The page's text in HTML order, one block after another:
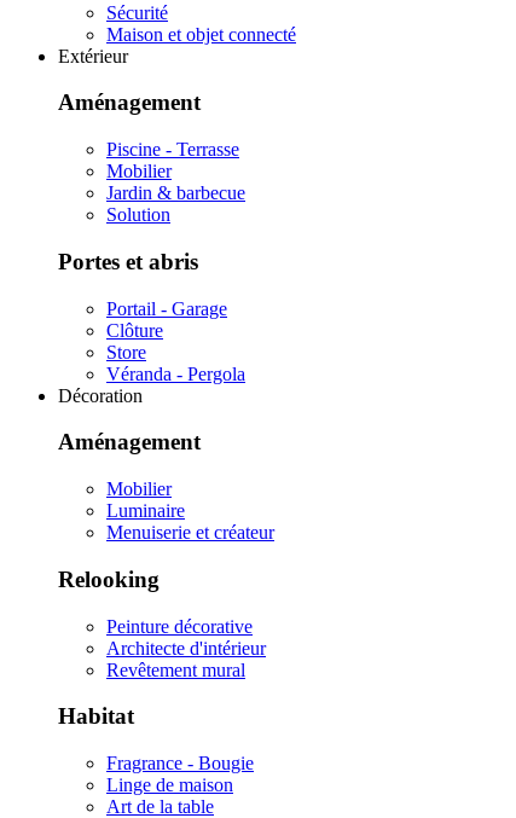
Sécurité
Maison et objet connecté
Extérieur
Aménagement
Piscine - Terrasse
Mobilier
Jardin & barbecue
Solution
Portes et abris
Portail - Garage
Clôture
Store
Véranda - Pergola
Décoration
Aménagement
Mobilier
Luminaire
Menuiserie et créateur
Relooking
Peinture décorative
Architecte d'intérieur
Revêtement mural
Habitat
Fragrance - Bougie
Linge de maison
Art de la table